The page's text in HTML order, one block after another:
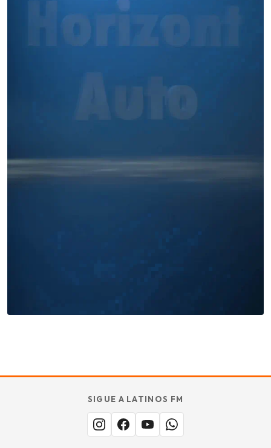
TU SABOR
MERECE
ESTARaquí.
Añade tu restaurante
SIGUE A LATINOS FM